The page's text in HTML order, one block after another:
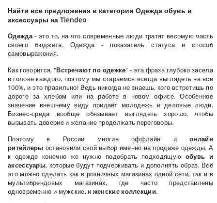
Найти все предложения в категории Одежда обувь и
аксессуары на Tiendeo
Одежда- это то, на что современные люди тратят весомую часть
своего бюджета. Одежда - показатель статуса и способ
самовыражения.
Как говорится, "Встречают по одежке" - эта фраза глубоко засела
в голове каждого, поэтому мы стараемся всегда выглядеть на все
100%, и это правильно! Ведь никогда не знаешь, кого встретишь по
дороге за хлебом или на работе в новом офисе. Особенное
значение внешнему виду придаёт молодежь и деловые люди.
Бизнес-среда вообще обязывает выглядеть хорошо, чтобы
вызывать доверие и желание продолжать переговоры.
Поэтому в России многие оффлайн ионлайн
ритейлеры остановили свой выбор именно на продаже одежды. А
к одежде конечно же нужно подобрать подходящую обувь и
аксессуары, которые будут подчеркивать и дополнять образ. Всё
это можно сделать как в розничных магазинах одной сети, так и в
мультибрендовых магазинах, где часто представлены
одновременно и мужские, и женские коллекции.